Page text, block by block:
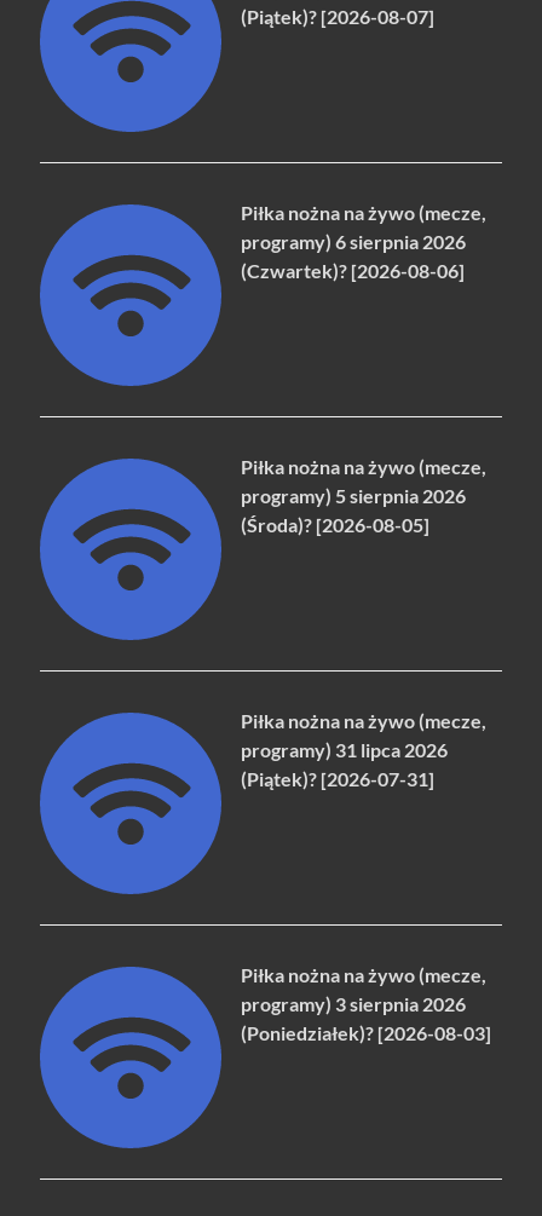
(Piątek)? [2026-08-07]
Piłka nożna na żywo (mecze,
programy) 6 sierpnia 2026
(Czwartek)? [2026-08-06]
Piłka nożna na żywo (mecze,
programy) 5 sierpnia 2026
(Środa)? [2026-08-05]
Piłka nożna na żywo (mecze,
programy) 31 lipca 2026
(Piątek)? [2026-07-31]
Piłka nożna na żywo (mecze,
programy) 3 sierpnia 2026
(Poniedziałek)? [2026-08-03]